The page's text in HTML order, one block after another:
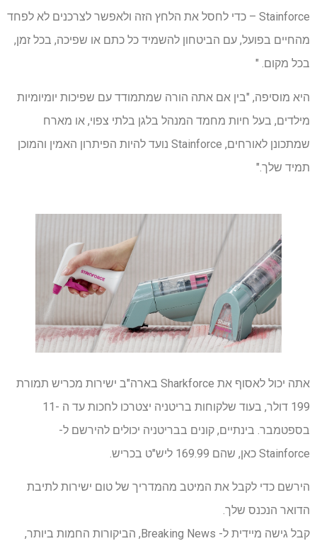
Stainforce – כדי לחסל את הלחץ הזה ולאפשר לצרכנים לא לפחד
מהחיים בפועל, עם הביטחון להשמיד כל כתם או שפיכה, בכל זמן,
בכל מקום. "
היא מוסיפה, "בין אם אתה הורה שמתמודד עם שפיכות יומיומיות
מילדים, בעל חיות מחמד המנהל בלגן בלתי צפוי, או מארח
שמתכונן לאורחים, Stainforce נועד להיות הפיתרון האמין והמוכן
תמיד שלך."
אתה יכול לאסוף את Sharkforce בארה"ב ישירות מכריש תמורת
199 דולר, בעוד שלקוחות בריטניה יצטרכו לחכות עד ה -11
בספטמבר. בינתיים, קונים בבריטניה יכולים להירשם ל-
Stainforce כאן, שהם 169.99 ליש"ט בכריש.
הירשם כדי לקבל את המיטב מהמדריך של טום ישירות לתיבת
הדואר הנכנס שלך.
קבל גישה מיידית ל- Breaking News, הביקורות החמות ביותר,